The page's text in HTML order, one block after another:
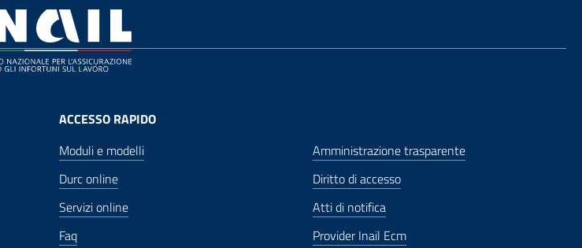
ACCESSO RAPIDO
Moduli e modelli
Durc online
Servizi online
Faq
Amministrazione trasparente
Diritto di accesso
Atti di notifica
Provider Inail Ecm